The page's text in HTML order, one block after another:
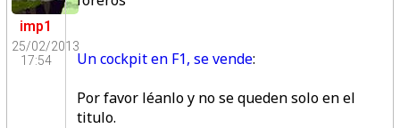
imp1
25/02/2013
17:54
Un cockpit en F1, se vende:
Por favor léanlo y no se queden solo en el
titulo.